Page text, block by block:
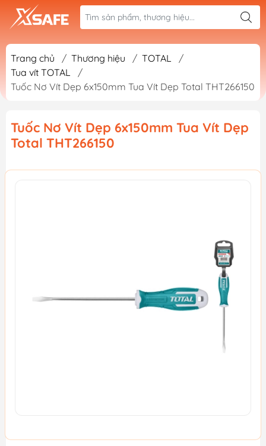
Trang chủ / Thương hiệu / TOTAL
/
Tua vít TOTAL
/
Tuốc Nơ Vít Dẹp 6x150mm Tua Vít Dẹp Total THT266150
Tuốc Nơ Vít Dẹp 6x150mm Tua Vít Dẹp
Total THT266150